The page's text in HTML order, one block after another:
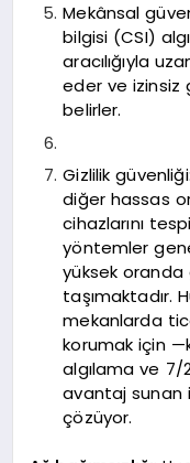
Mekânsal
bilgisi (CSI)
aracılığıyla
eder ve izinsiz
belirler.
Gizlilik
diğer hassas
cihazlarını
yöntemler
yüksek
taşımaktadır.
mekanlarda
korumak için
algılama ve
avantaj sunan
çözüyor.